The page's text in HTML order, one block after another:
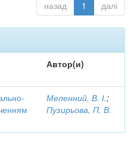
назад 1 далі
Автор(и)
Меленний, В. І.;
Пузирьова, П. В.